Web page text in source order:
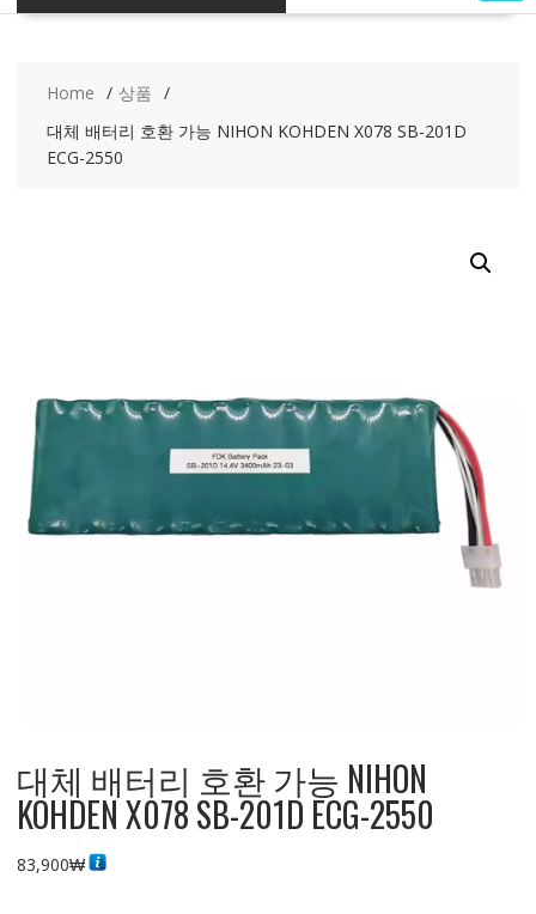
Home
상품
대체 배터리 호환 가능 NIHON KOHDEN X078 SB-201D
ECG-2550
대체 배터리 호환 가능 NIHON
KOHDEN X078 SB-201D ECG-2550
83,900₩